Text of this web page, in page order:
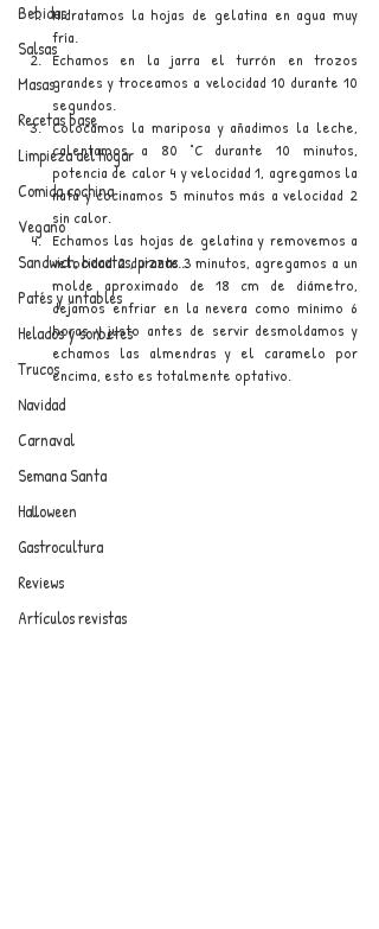
Bebidas
Salsas
Masas
Recetas base
Limpieza del hogar
Comida cochina
Vegano
Sandwich, bocatas, pizzas...
Patés y untables
Helados y sorbetes
Trucos
Navidad
Carnaval
Semana Santa
Halloween
Gastrocultura
Reviews
Artículos revistas
Hidratamos la hojas de gelatina en agua muy
fría.
Echamos en la jarra el turrón en trozos
grandes y troceamos a velocidad 10 durante 10
segundos.
Colocamos la mariposa y añadimos la leche,
calentamos a 80 °C durante 10 minutos,
potencia de calor 4 y velocidad 1, agregamos la
nata y cocinamos 5 minutos más a velocidad 2
sin calor.
Echamos las hojas de gelatina y removemos a
velocidad 2 durante 3 minutos, agregamos a un
molde aproximado de 18 cm de diámetro,
dejamos enfriar en la nevera como mínimo 6
horas y justo antes de servir desmoldamos y
echamos las almendras y el caramelo por
encima, esto es totalmente optativo.